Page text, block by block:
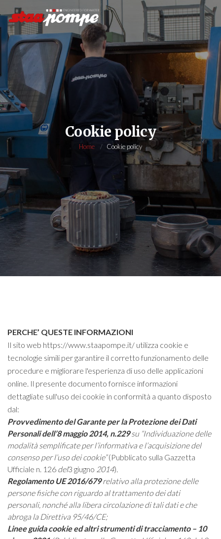
Cookie policy
Home Cookie policy
PERCHE’ QUESTE INFORMAZIONI
Il sito web https://www.staapompe.it/ utilizza cookie e
tecnologie simili per garantire il corretto funzionamento delle
procedure e migliorare l'esperienza di uso delle applicazioni
online. Il presente documento fornisce informazioni
dettagliate sull'uso dei cookie in conformità a quanto disposto
dal:
Provvedimento del Garante per la Protezione dei Dati
Personali dell’8 maggio 2014, n.229su “Individuazione delle
modalità semplificate per l’informativa e l’acquisizione del
consenso per l’uso dei cookie”(Pubblicato sulla Gazzetta
Ufficiale n. 126 del3 giugno 2014).
Regolamento UE 2016/679relativo alla protezione delle
persone fisiche con riguardo al trattamento dei dati
personali, nonché alla libera circolazione di tali dati e che
abroga la Direttiva 95/46/CE;
Linee guida cookie ed altri strumenti di tracciamento – 10